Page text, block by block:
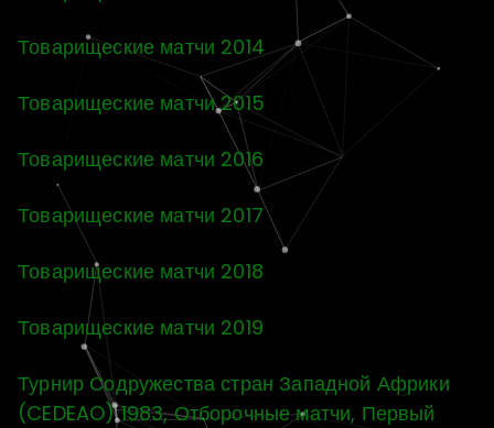
Товарищеские матчи 2014
Товарищеские матчи 2015
Товарищеские матчи 2016
Товарищеские матчи 2017
Товарищеские матчи 2018
Товарищеские матчи 2019
Турнир Содружества стран Западной Африки
(CEDEAO) 1983, Отборочные матчи, Первый